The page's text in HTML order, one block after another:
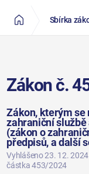
Sbírka
Zákon č.
Zákon, kterým se
zahraniční službě
(zákon o
předpisů, a další
Vyhlášeno 23. 12.
částka 453/2024